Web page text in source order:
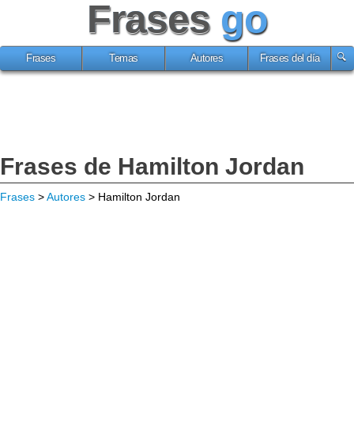
Frases go
Frases Temas Autores Frases del día
Frases de Hamilton Jordan
Frases >Autores > Hamilton Jordan